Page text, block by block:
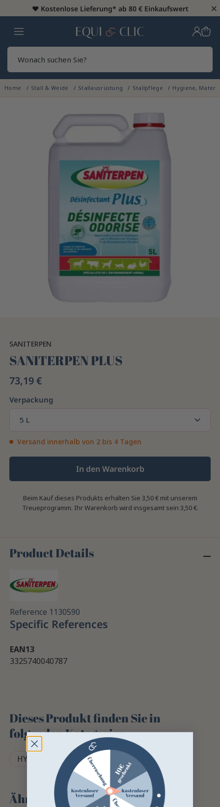
♥️ Kostenlose Lieferung* ab 80 € Einkaufswert ×
Heim
Home Stall & Weide Stallausrüstung Stallpflege Hygiene,
SANITERPEN
SANITERPEN PLUS
73,19 €
Verpackung
5 L
Versand innerhalb von 2 bis 4 Tagen
In den Warenkorb
Beim Kauf dieses Produkts erhalten Sie 3,50 €mit unserem
Treueprogramm. Ihr Warenkorb wird insgesamt sein 3,50 €.
Product Details
Reference 1130590
Specific References
EAN13
3325740040787
Dieses Produkt finden Sie in
folgenden Kategorien
HYGIENE, MATERIAL UND OBERFLÄCHEN
Ähnliche Produkte